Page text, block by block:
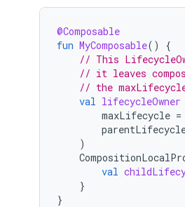
@Composable
fun MyComposable()
{
// This
// it leaves
// the
val lifecycleOwner
maxLifecycle =
)
val
}
}